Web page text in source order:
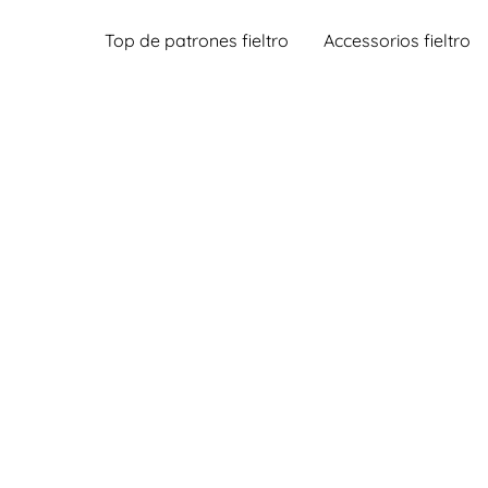
Top de patrones fieltro Accessorios fieltro